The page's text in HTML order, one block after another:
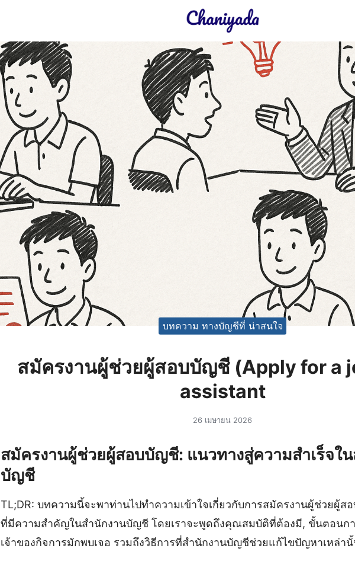
บทความ ทางบัญชีที่ น่าสนใจ
สมัครงานผู้ช่วยผู้สอบบัญชี (Apply for a
assistant
26 เมษายน 2026
สมัครงานผู้ช่วยผู้สอบบัญชี: แนวทางสู่ความสำเร็จใ
บัญชี
TL;DR: บทความนี้จะพาท่านไปทำความเข้าใจเกี่ยวกับการสมัครงานผู้ช่วยผู้ส
ที่มีความสำคัญในสำนักงานบัญชี โดยเราจะพูดถึงคุณสมบัติที่ต้องมี, ขั้นตอนก
เจ้าของกิจการมักพบเจอ รวมถึงวิธีการที่สำนักงานบัญชีช่วยแก้ไขปัญหาเหล่า